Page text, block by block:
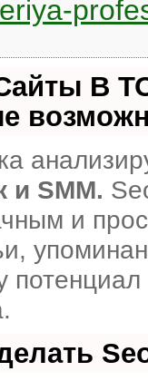
В
и SMM.
и